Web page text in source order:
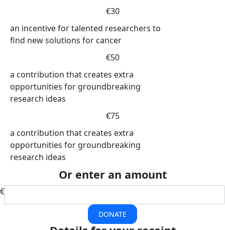
€30
an incentive for talented researchers to
find new solutions for cancer
€50
a contribution that creates extra
opportunities for groundbreaking
research ideas
€75
a contribution that creates extra
opportunities for groundbreaking
research ideas
Or enter an amount
€
DONATE